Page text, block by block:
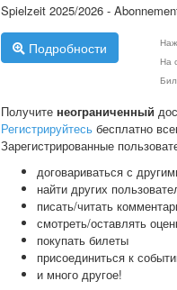
Spielzeit 2025/2026 -
Подробности
На
Получите неограниченный
Регистрируйтесь бесплатно
Зарегистрированные
договариваться с
найти других
писать/читать
смотреть/оставлять
покупать билеты
присоединиться к
и много другое!